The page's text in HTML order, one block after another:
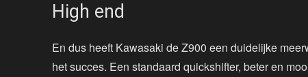
High end
En dus heeft Kawasaki de Z900 een duidelijke
het succes. Een standaard quickshifter, beter en